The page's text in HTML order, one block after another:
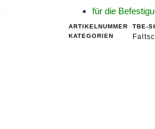
für die
ARTIKELNUMMER
TBE-
KATEGORIEN